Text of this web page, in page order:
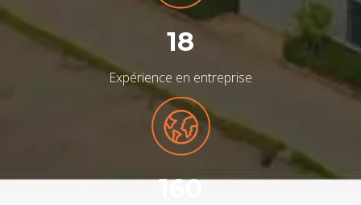
18
Expérience en entreprise
160